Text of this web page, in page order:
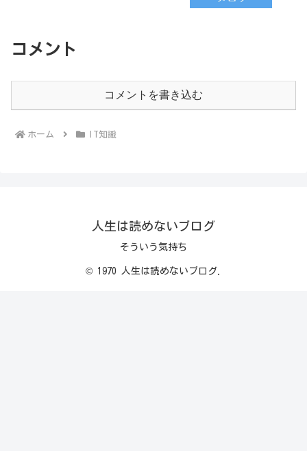
コメント
コメントを書き込む
ホーム IT知識
人生は読めないブログ
そういう気持ち
© 1970 人生は読めないブログ.